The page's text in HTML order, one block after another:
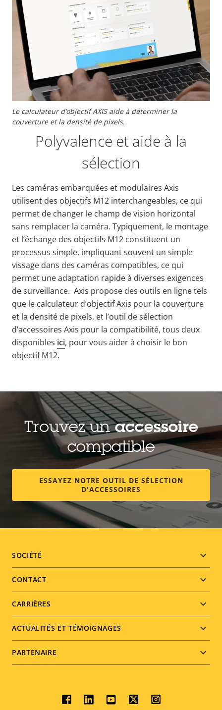
Le calculateur d’objectif AXIS aide à déterminer la
couverture et la densité de pixels.
Polyvalence et aide à la
sélection
Les caméras embarquées et modulaires Axis
utilisent des objectifs M12 interchangeables, ce qui
permet de changer le champ de vision horizontal
sans remplacer la caméra. Typiquement, le montage
et l’échange des objectifs M12 constituent un
processus simple, impliquant souvent un simple
vissage dans des caméras compatibles, ce qui
permet une adaptation rapide à diverses exigences
de surveillance. Axis propose des outils en ligne tels
que le calculateur d’objectif Axis pour la couverture
et la densité de pixels, et l’outil de sélection
d’accessoires Axis pour la compatibilité, tous deux
disponibles ici, pour vous aider à choisir le bon
objectif M12.
Trouvez unaccessoire
compatible
ESSAYEZ NOTRE OUTIL DE SÉLECTION
D'ACCESSOIRES
Footer
menu
SOCIÉTÉ
CONTACT
CARRIÈRES
ACTUALITÉS ET TÉMOIGNAGES
PARTENAIRE